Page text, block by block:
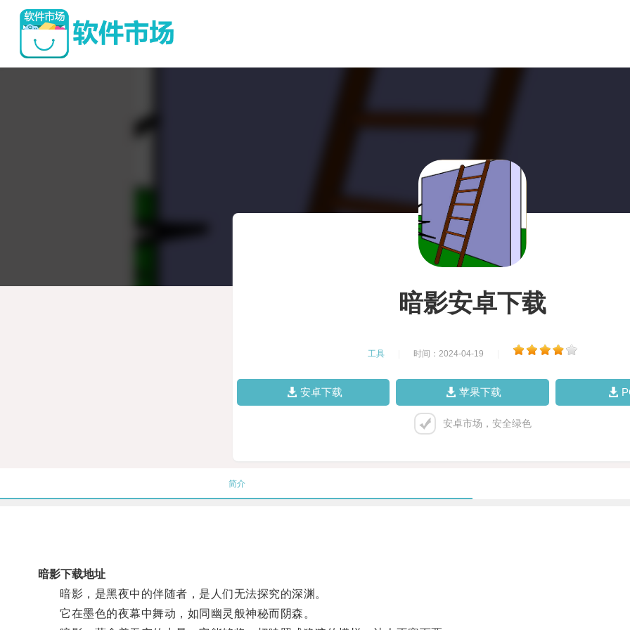
暗影安卓下载
工具 时间：2024-04-19
安卓下载 苹果下载
安卓市场，安全绿色
简介
暗影下载地址
暗影，是黑夜中的伴随者，是人们无法探究的深渊。
它在墨色的夜幕中舞动，如同幽灵般神秘而阴森。